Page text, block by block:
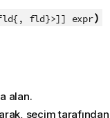
fld}>]] expr)
alan.
seçim tarafından